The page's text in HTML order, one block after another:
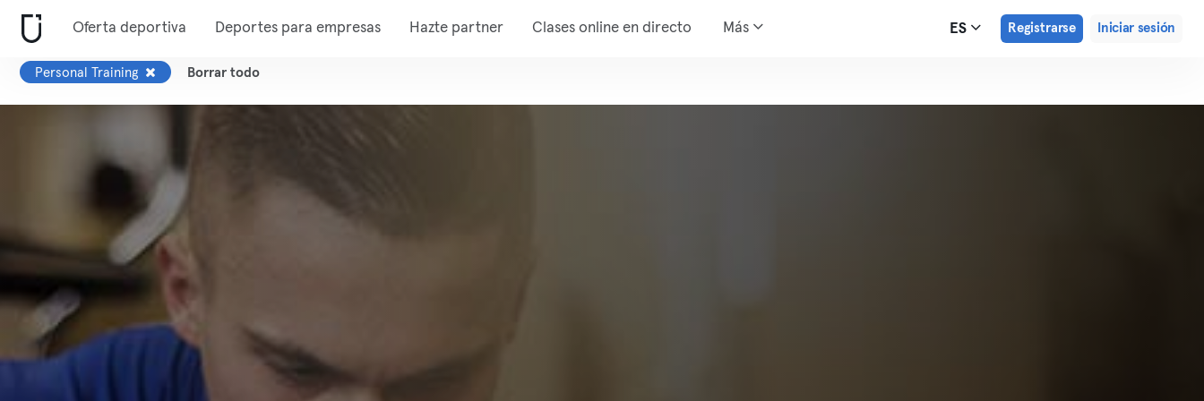
Oferta deportiva Deportes para empresas Hazte partner Clases online en directo Más ES Registrarse Iniciar sesión
Personal Training Borrar todo